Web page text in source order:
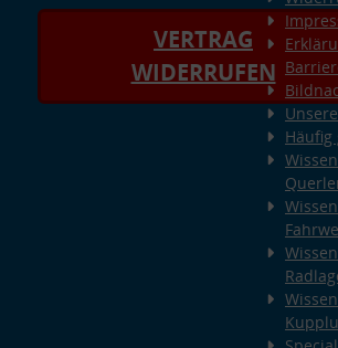
VERTRAG
WIDERRUFEN
Häufig